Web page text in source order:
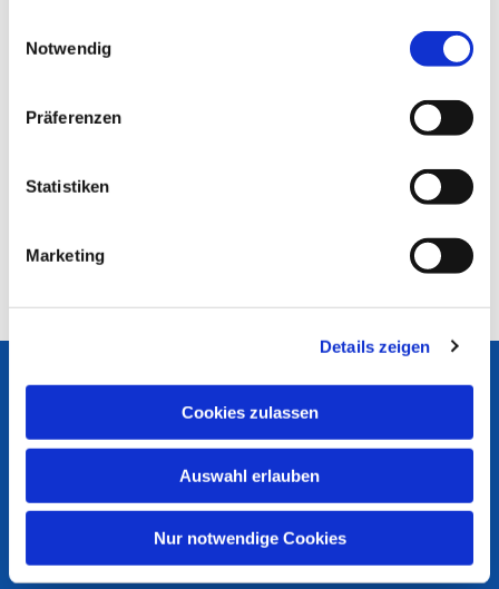
Notwendig
Präferenzen
Statistiken
Marketing
Details zeigen
Cookies zulassen
Auswahl erlauben
Nur notwendige Cookies
Ev. KirchengemeindeBottrop
An der Martinskirche 1
46236 Bottrop
ev-kirche-bottrop@ekvw.de